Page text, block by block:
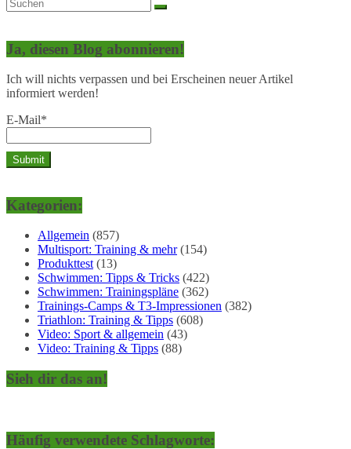
Ja, diesen Blog abonnieren!
Ich will nichts verpassen und bei Erscheinen neuer Artikel
informiert werden!
E-Mail*
Kategorien:
Allgemein (857)
Multisport: Training & mehr(154)
Produkttest(13)
Schwimmen: Tipps & Tricks (422)
Schwimmen: Trainingspläne (362)
Trainings-Camps & T3-Impressionen (382)
Triathlon: Training & Tipps (608)
Video: Sport & allgemein (43)
Video: Training & Tipps (88)
Sieh dir das an!
Häufig verwendete Schlagworte: